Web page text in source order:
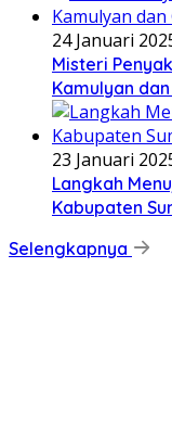
24 Januari
Misteri
Kamulyan
23 Januari
Langkah
Kabupaten
Selengkapnya